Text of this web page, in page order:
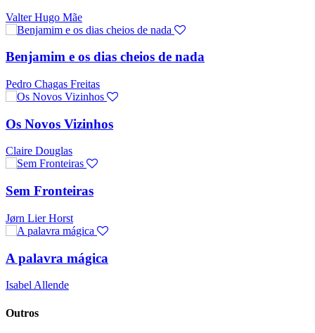
Valter Hugo Mãe
Benjamim e os dias cheios de nada
Pedro Chagas Freitas
Os Novos Vizinhos
Claire Douglas
Sem Fronteiras
Jørn Lier Horst
A palavra mágica
Isabel Allende
Outros